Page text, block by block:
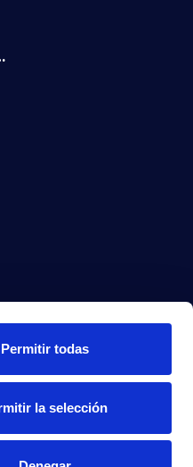
Permitir todas
la selección